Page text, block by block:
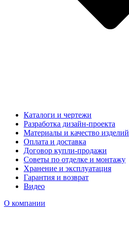
Каталоги и чертежи
Разработка дизайн-проекта
Материалы и качество изделий
Оплата и доставка
Договор купли-продажи
Советы по отделке и монтажу
Хранение и эксплуатация
Гарантия и возврат
Видео
О компании